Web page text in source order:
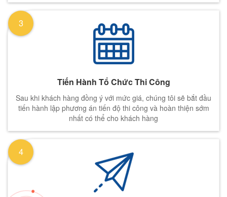
Tiến Hành Tổ Chức Thi Công
Sau khi khách hàng đồng ý với mức giá, chúng tôi sẽ bắt đầu
tiến hành lập phương án tiến độ thi công và hoàn thiện sớm
nhất có thể cho khách hàng
3
4